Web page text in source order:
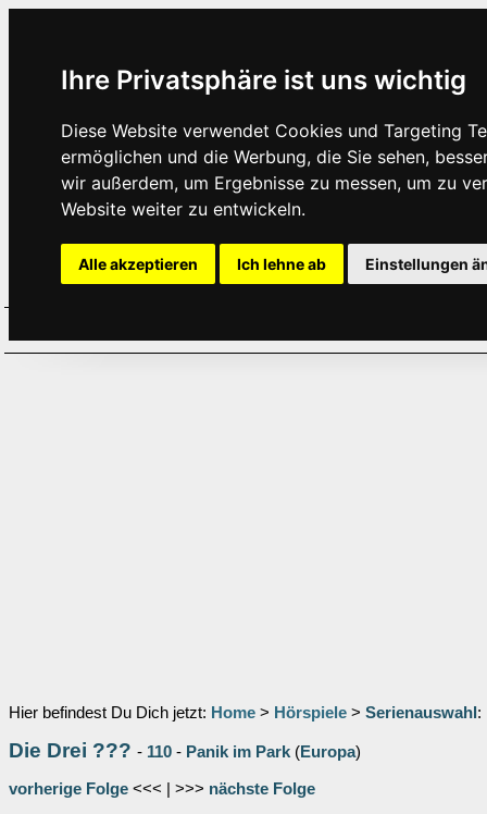
Ihre Privatsphäre ist uns wichtig
Diese Website verwendet Cookies und Targeting
ermöglichen und die Werbung, die Sie sehen,
wir außerdem, um Ergebnisse zu messen, um zu
Website weiter zu entwickeln.
Alle akzeptieren Ich lehne ab Einstellungen
Hier befindest Du Dich jetzt: Home > Hörspiele > Serienauswahl :
Die Drei ??? - 110 - Panik im Park (Europa)
vorherige Folge <<< | >>> nächste Folge